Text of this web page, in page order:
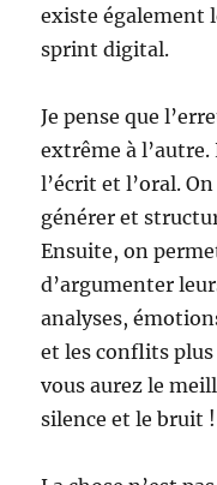
existe également
sprint digital.
Je pense que
extrême à
l’écrit et l’oral.
générer et
Ensuite, on
d’argumenter
analyses,
et les conflits
vous aurez le
silence et le bruit !